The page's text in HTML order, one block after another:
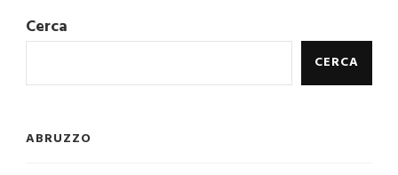
Cerca
CERCA
ABRUZZO